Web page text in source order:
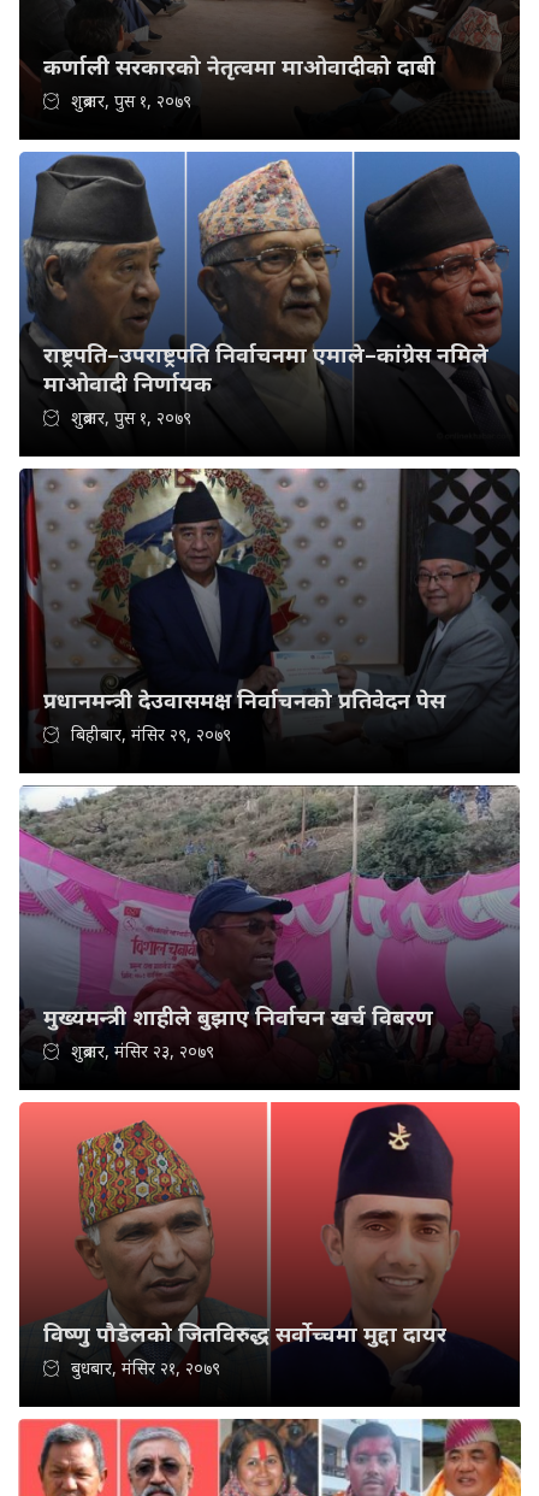
कर्णाली सरकारको नेतृत्वमा माओवादीको दाबी
शुक्रबार, पुस १, २०७९
राष्ट्रपति–उपराष्ट्रपति निर्वाचनमा एमाले–कांग्रेस नमिले
माओवादी निर्णायक
शुक्रबार, पुस १, २०७९
प्रधानमन्त्री देउवासमक्ष निर्वाचनको प्रतिवेदन पेस
बिहीबार, मंसिर २९, २०७९
मुख्यमन्त्री शाहीले बुझाए निर्वाचन खर्च विबरण
शुक्रबार, मंसिर २३, २०७९
विष्णु पौडेलको जितविरुद्ध सर्वोच्चमा मुद्दा दायर
बुधबार, मंसिर २१, २०७९